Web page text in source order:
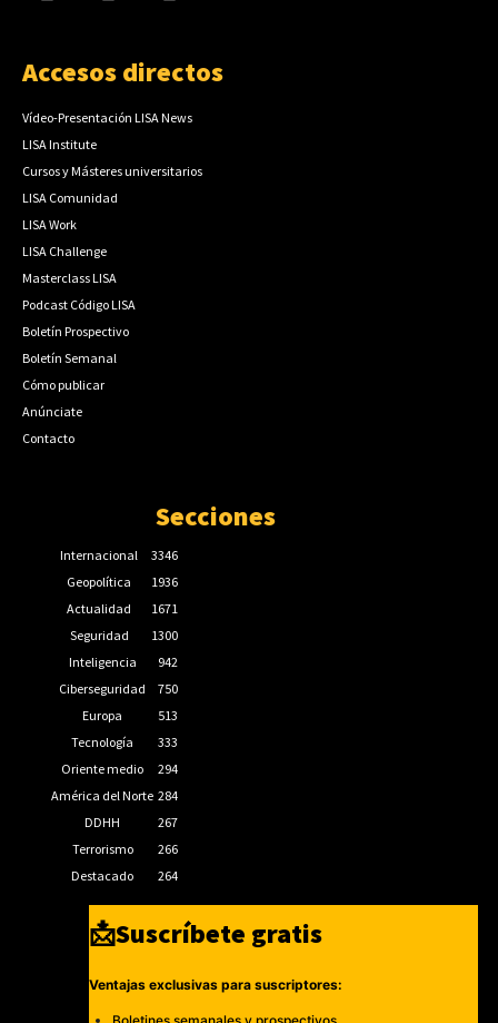
Accesos directos
Vídeo-Presentación LISA News
LISA Institute
Cursos y Másteres universitarios
LISA Comunidad
LISA Work
LISA Challenge
Masterclass LISA
Podcast Código LISA
Boletín Prospectivo
Boletín Semanal
Cómo publicar
Anúnciate
Contacto
Secciones
Internacional
3346
Geopolítica
1936
Actualidad
1671
Seguridad
1300
Inteligencia
942
Ciberseguridad
750
Europa
513
Tecnología
333
Oriente medio
294
América del Norte 284
DDHH
267
Terrorismo
266
Destacado
264
📩Suscríbete gratis
Ventajas exclusivas para suscriptores: